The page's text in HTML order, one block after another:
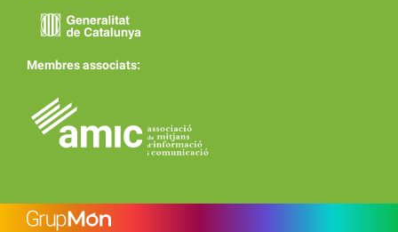
Membres associats: